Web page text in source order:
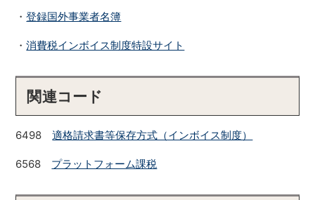
・登録国外事業者名簿
・消費税インボイス制度特設サイト
関連コード
6498適格請求書等保存方式（インボイス制度）
6568 プラットフォーム課税